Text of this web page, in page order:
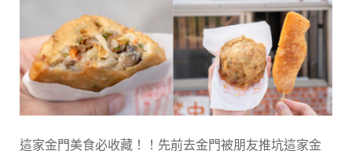
這家金門美食必收藏！！先前去金門被朋友推坑這家金